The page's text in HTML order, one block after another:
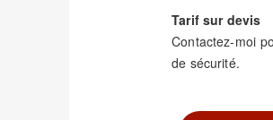
Tarif sur devis
Contactez-moi
de sécurité.